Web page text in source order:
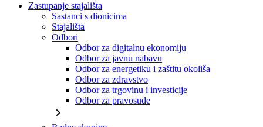
Zastupanje stajališta
Sastanci s dionicima
Stajališta
Odbori
Odbor za digitalnu ekonomiju
Odbor za javnu nabavu
Odbor za energetiku i zaštitu okoliša
Odbor za zdravstvo
Odbor za trgovinu i investicije
Odbor za pravosuđe
chevron_right